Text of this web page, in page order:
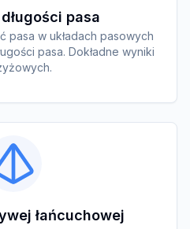
pasa
pasa w układach pasowych
pasa. Dokładne wyniki
łańcuchowej